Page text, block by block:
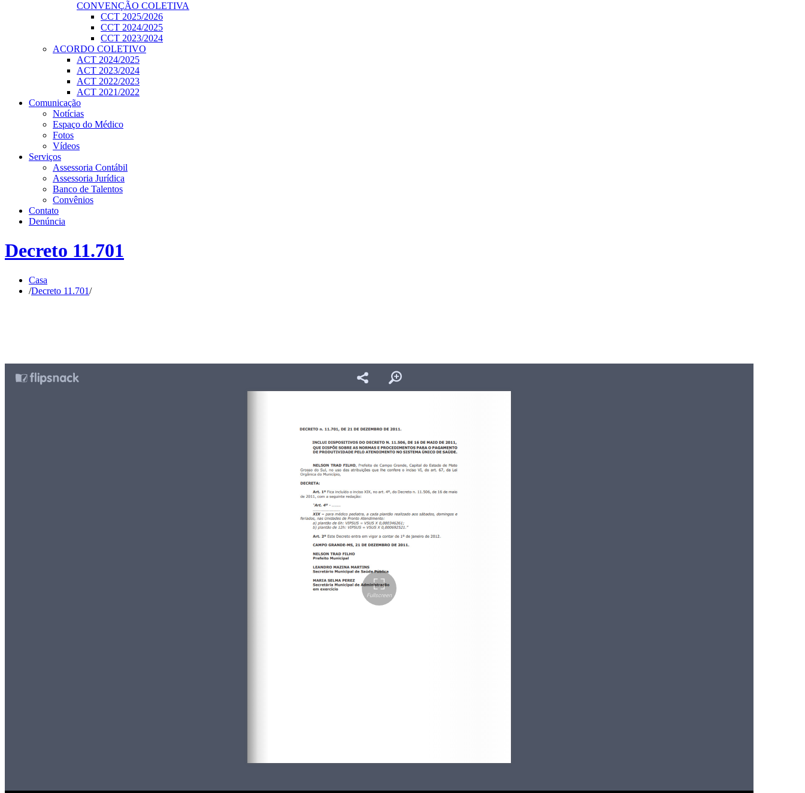
CONVENÇÃO COLETIVA
CCT 2025/2026
CCT 2024/2025
CCT 2023/2024
ACORDO COLETIVO
ACT 2024/2025
ACT 2023/2024
ACT 2022/2023
ACT 2021/2022
Comunicação
Notícias
Espaço do Médico
Fotos
Vídeos
Serviços
Assessoria Contábil
Assessoria Jurídica
Banco de Talentos
Convênios
Contato
Denúncia
Decreto 11.701
Casa
/Decreto 11.701/